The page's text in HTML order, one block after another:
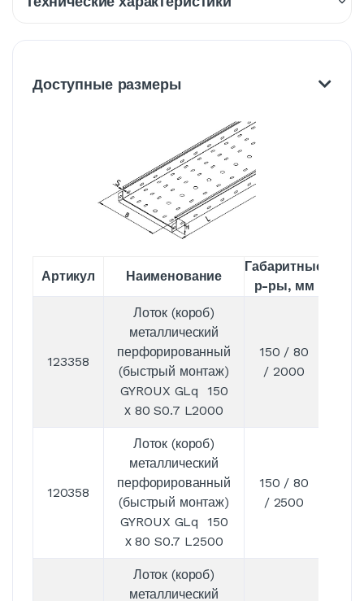
Описание
Доступные размеры
Артикул Наименование
Габаритные
р-ры, мм
123358
Лоток (короб)
металлический
перфорированный
(быстрый монтаж)
GYROUX GLq 150
х 80 S0.7 L2000
150 / 80
/ 2000
120358
Лоток (короб)
металлический
перфорированный
(быстрый монтаж)
GYROUX GLq 150
х 80 S0.7 L2500
150 / 80
/ 2500
Лоток (короб)
металлический